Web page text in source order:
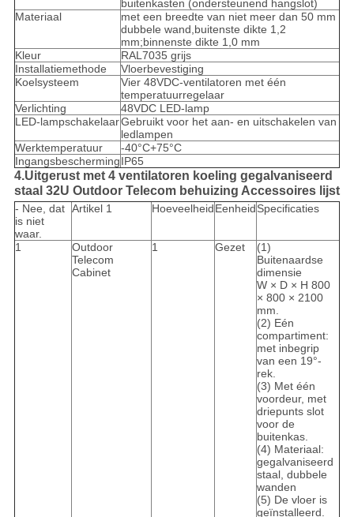
buitenkasten (ondersteunend hangslot)
Materiaal
met een breedte van niet meer dan 50 mm
dubbele wand,buitenste dikte 1,2
mm;binnenste dikte 1,0 mm
Kleur
RAL7035 grijs
Installatiemethode
Vloerbevestiging
Koelsysteem
Vier 48VDC-ventilatoren met één
temperatuurregelaar
Verlichting
48VDC LED-lamp
LED-lampschakelaarGebruikt voor het aan- en uitschakelen van
ledlampen
Werktemperatuur
-40°C+75°C
IngangsbeschermingIP65
4.Uitgerust met 4 ventilatoren koeling gegalvaniseerd
staal 32U Outdoor Telecom behuizing Accessoires lijst
- Nee, dat
is niet
waar.
Artikel 1 HoeveelheidEenheidSpecificaties
1
Outdoor
Telecom
Cabinet
1 Gezet
(1)
Buitenaardse
dimensie
W × D × H 800
× 800 × 2100
mm.
(2) Eén
compartiment:
met inbegrip
van een 19°-
rek.
(3) Met één
voordeur, met
driepunts slot
voor de
buitenkas.
(4) Materiaal:
gegalvaniseerd
staal, dubbele
wanden
(5) De vloer is
geïnstalleerd.